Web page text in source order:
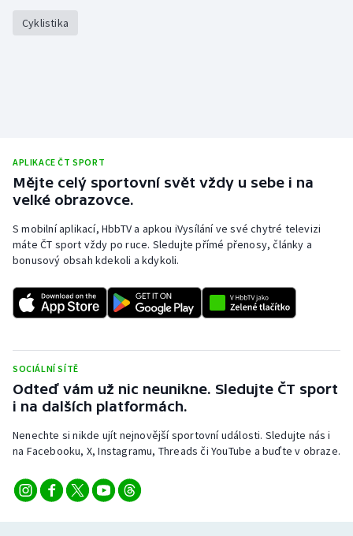
Cyklistika
APLIKACE ČT SPORT
Mějte celý sportovní svět vždy u sebe i na
velké obrazovce.
S mobilní aplikací, HbbTV a apkou iVysílání ve své chytré televizi
máte ČT sport vždy po ruce. Sledujte přímé přenosy, články a
bonusový obsah kdekoli a kdykoli.
SOCIÁLNÍ SÍTĚ
Odteď vám už nic neunikne. Sledujte ČT sport
i na dalších platformách.
Nenechte si nikde ujít nejnovější sportovní události. Sledujte nás i
na Facebooku, X, Instagramu, Threads či YouTube a buďte v obraze.